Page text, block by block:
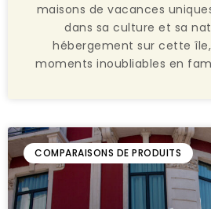
maisons de vacances
dans sa culture et sa
hébergement sur cette île,
moments inoubliables en
COMPARAISONS DE PRODUITS